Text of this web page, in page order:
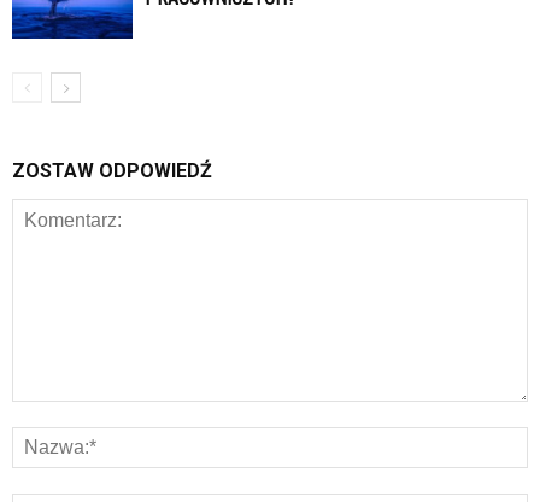
ZOSTAW ODPOWIEDŹ